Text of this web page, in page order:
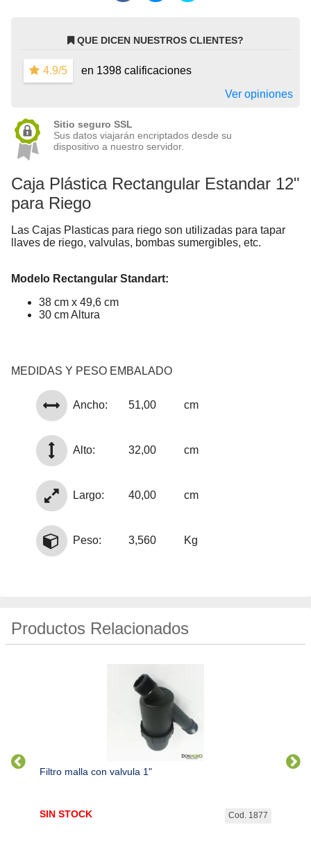
QUE DICEN NUESTROS CLIENTES?
4.9/5
en 1398 calificaciones
Ver opiniones
Sitio seguro SSL
Sus datos viajarán encriptados desde su
dispositivo a nuestro servidor.
Caja Plástica Rectangular Estandar 12"
para Riego
Las Cajas Plasticas para riego son utilizadas para tapar
llaves de riego, valvulas, bombas sumergibles, etc.
Modelo Rectangular Standart:
38 cm x 49,6 cm
30 cm Altura
MEDIDAS Y PESO EMBALADO
Ancho: 51,00 cm
Alto: 32,00 cm
Largo: 40,00 cm
Peso: 3,560 Kg
Productos Relacionados
Filtro malla con valvula 1"
Cod. 1877
SIN STOCK